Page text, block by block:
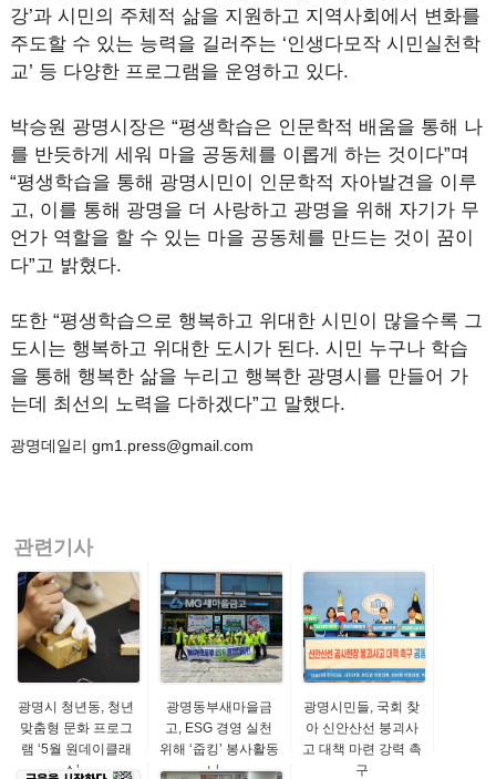
강’과 시민의 주체적 삶을 지원하고 지역사회에서 변화를
주도할 수 있는 능력을 길러주는 ‘인생다모작 시민실천학
교’ 등 다양한 프로그램을 운영하고 있다.
박승원 광명시장은 “평생학습은 인문학적 배움을 통해 나
를 반듯하게 세워 마을 공동체를 이롭게 하는 것이다”며
“평생학습을 통해 광명시민이 인문학적 자아발견을 이루
고, 이를 통해 광명을 더 사랑하고 광명을 위해 자기가 무
언가 역할을 할 수 있는 마을 공동체를 만드는 것이 꿈이
다”고 밝혔다.
또한 “평생학습으로 행복하고 위대한 시민이 많을수록 그
도시는 행복하고 위대한 도시가 된다. 시민 누구나 학습
을 통해 행복한 삶을 누리고 행복한 광명시를 만들어 가
는데 최선의 노력을 다하겠다”고 말했다.
광명데일리 gm1.press@gmail.com
관련기사
광명시 청년동, 청년
맞춤형 문화 프로그
램 ‘5월 원데이클래
스’...
광명동부새마을금
고, ESG 경영 실천
위해 ‘줍킹’ 봉사활동
나...
광명시민들, 국회 찾
아 신안산선 붕괴사
고 대책 마련 강력 촉
구